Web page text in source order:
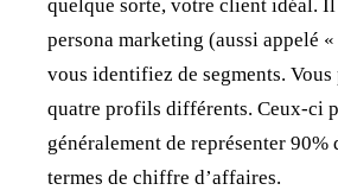
quelque sorte, votre client idéal. Il
persona marketing (aussi appelé «
vous identifiez de segments.
quatre profils différents. Ceux-ci
généralement de représenter
termes de chiffre d’affaires.